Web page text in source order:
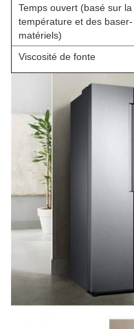
Temps ouvert (basé sur la
température et des baser-
matériels)
Viscosité de fonte